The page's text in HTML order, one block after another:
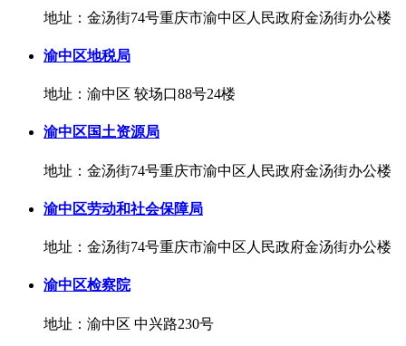
地址：金汤街74号重庆市渝中区人民政府金汤街办公楼
渝中区地税局
地址：渝中区 较场口88号24楼
渝中区国土资源局
地址：金汤街74号重庆市渝中区人民政府金汤街办公楼
渝中区劳动和社会保障局
地址：金汤街74号重庆市渝中区人民政府金汤街办公楼
渝中区检察院
地址：渝中区 中兴路230号